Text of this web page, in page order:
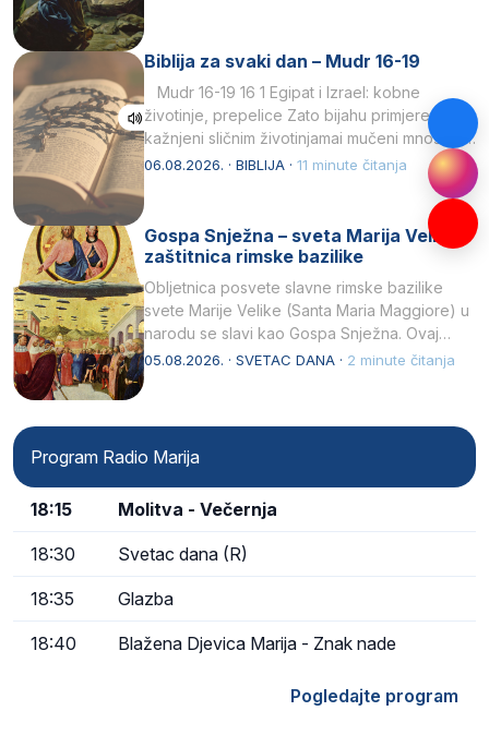
Biblija za svaki dan – Mudr 16-19
Mudr 16-19 16 1 Egipat i Izrael: kobne
životinje, prepelice Zato bijahu primjereno
kažnjeni sličnim životinjamai mučeni mnoštvom
kukaca.2 A narod…
06.08.2026. · BIBLIJA · 11 minute čitanja
Gospa Snježna – sveta Marija Velika,
zaštitnica rimske bazilike
Obljetnica posvete slavne rimske bazilike
svete Marije Velike (Santa Maria Maggiore) u
narodu se slavi kao Gospa Snježna. Ovaj
naziv, Sancta Maria…
05.08.2026. · SVETAC DANA · 2 minute čitanja
Program Radio Marija
18:15 Molitva - Večernja
18:30 Svetac dana (R)
18:35 Glazba
18:40 Blažena Djevica Marija - Znak nade
Pogledajte program